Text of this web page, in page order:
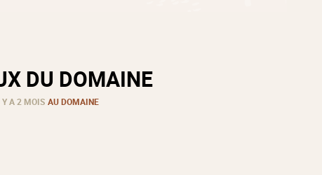
DU DOMAINE
A 2 MOIS AU DOMAINE